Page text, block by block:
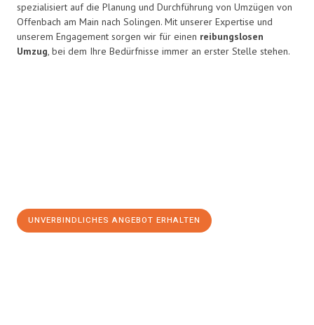
spezialisiert auf die Planung und Durchführung von Umzügen von
Offenbach am Main nach Solingen. Mit unserer Expertise und
unserem Engagement sorgen wir für einen reibungslosen
Umzug, bei dem Ihre Bedürfnisse immer an erster Stelle stehen.
UNVERBINDLICHES ANGEBOT ERHALTEN